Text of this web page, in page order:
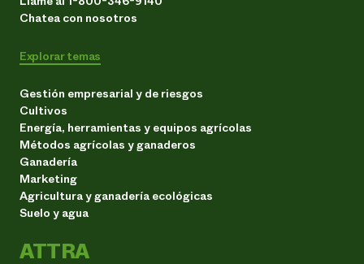
Chatea con nosotros
Explorar temas
Gestión empresarial y de riesgos
Cultivos
Energía, herramientas y equipos agrícolas
Métodos agrícolas y ganaderos
Ganadería
Marketing
Agricultura y ganadería ecológicas
Suelo y agua
ATTRA